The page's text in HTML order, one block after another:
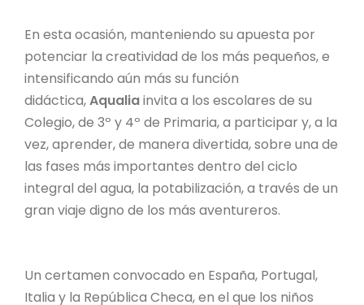
En esta ocasión, manteniendo su apuesta por
potenciar la creatividad de los más pequeños, e
intensificando aún más su función
didáctica,Aqualiainvita a los escolares de su
Colegio, de 3º y 4º de Primaria, a participar y, a la
vez, aprender, de manera divertida, sobre una de
las fases más importantes dentro del ciclo
integral del agua, la potabilización, a través de un
gran viaje digno de los más aventureros.
Un certamen convocado en España, Portugal,
Italia y la República Checa, en el que los niños